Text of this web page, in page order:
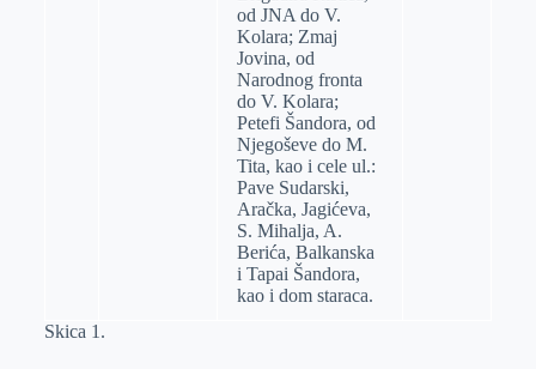
od JNA do V.
Kolara; Zmaj
Jovina, od
Narodnog fronta
do V. Kolara;
Petefi Šandora, od
Njegoševe do M.
Tita, kao i cele ul.:
Pave Sudarski,
Aračka, Jagićeva,
S. Mihalja, A.
Berića, Balkanska
i Tapai Šandora,
kao i dom staraca.
Skica 1.